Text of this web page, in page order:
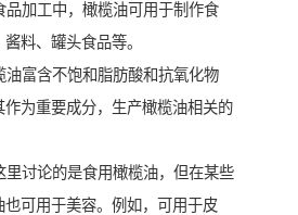
品加工中，橄榄油可用于制作食
料、罐头食品等。
油富含不饱和脂肪酸和抗氧化物
作为重要成分，生产橄榄油相关的
里讨论的是食用橄榄油，但在某些
可用于美容。例如，可用于皮